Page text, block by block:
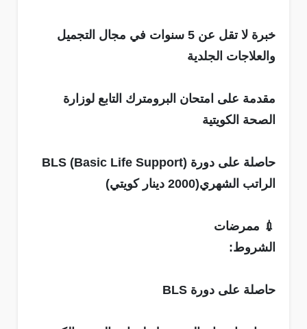
خبرة لا تقل عن 5 سنوات في مجال التجميل
والعلاجات الجلدية
مقدمة على امتحان البرومترك التابع لوزارة
الصحة الكويتية
حاصلة على دورة BLS (Basic Life Support)
الراتب الشهري(2000 دينار كويتي)
💉 ممرضات
الشروط:
حاصلة على دورة BLS